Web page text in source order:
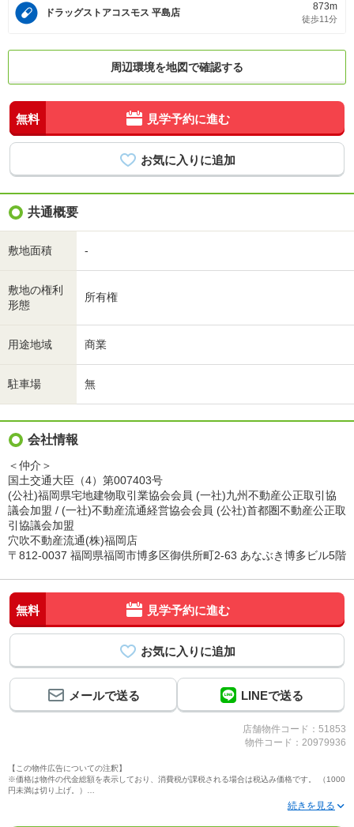
ドラッグストアコスモス 平島店
873m
徒歩11分
周辺環境を地図で確認する
無料 見学予約に進む
共通概要
敷地面積 -
敷地の権利
形態
所有権
用途地域 商業
駐車場 無
会社情報
＜仲介＞
国土交通大臣（4）第007403号
(公社)福岡県宅地建物取引業協会会員 (一社)九州不動産公正取引協
議会加盟 / (一社)不動産流通経営協会会員 (公社)首都圏不動産公正取
引協議会加盟
穴吹不動産流通(株)福岡店
〒812-0037 福岡県福岡市博多区御供所町2-63 あなぶき博多ビル5階
無料 見学予約に進む
メールで送る LINEで送る
店舗物件コード：51853
物件コード：20979936
【この物件広告についての注釈】
※価格は物件の代金総額を表示しており、消費税が課税される場合は税込み価格です。 （1000
円未満は切り上げ。）
※写真に写っている、またはパース（絵）や間取り図に描かれている家具や車などは、特にコ